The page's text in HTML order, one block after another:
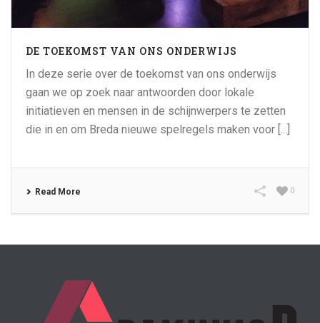
DE TOEKOMST VAN ONS ONDERWIJS
In deze serie over de toekomst van ons onderwijs
gaan we op zoek naar antwoorden door lokale
initiatieven en mensen in de schijnwerpers te zetten
die in en om Breda nieuwe spelregels maken voor [...]
Read More 0